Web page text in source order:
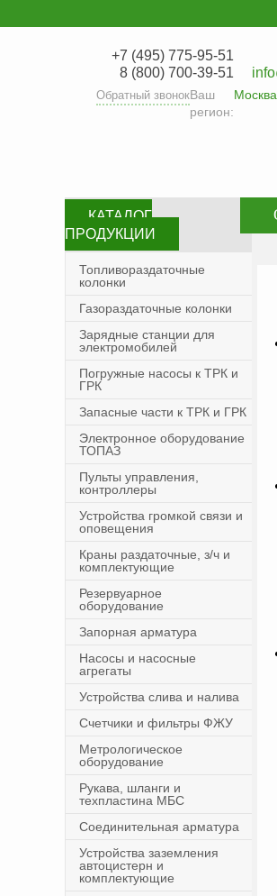
+7 (495) 775-95-51
8 (800) 700-39-51
Обратный звонокВаш
регион:
Москва
КАТАЛОГ
ПРОДУКЦИИ
Топливораздаточные
колонки
Газораздаточные колонки
Зарядные станции для
электромобилей
Погружные насосы к ТРК и
ГРК
Запасные части к ТРК и ГРК
Электронное оборудование
ТОПАЗ
Пульты управления,
контроллеры
Устройства громкой связи и
оповещения
Краны раздаточные, з/ч и
комплектующие
Резервуарное
оборудование
Запорная арматура
Насосы и насосные
агрегаты
Устройства слива и налива
Счетчики и фильтры ФЖУ
Метрологическое
оборудование
Рукава, шланги и
техпластина МБС
Соединительная арматура
Устройства заземления
автоцистерн и
комплектующие